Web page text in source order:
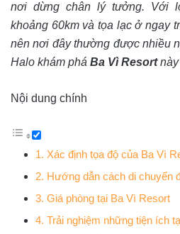
nơi dừng chân lý tưởng. Với
khoảng 60km và tọa lạc ở ngay
nên nơi đây thường được nhiều
Halo khám phá Ba Vì Resort
Nội dung chính
1. Xác định tọa độ của Ba Vì
2. Hướng dẫn cách di chuyển
3. Giá phòng tại Ba Vì Resort
4. Trải nghiệm những tiện ích